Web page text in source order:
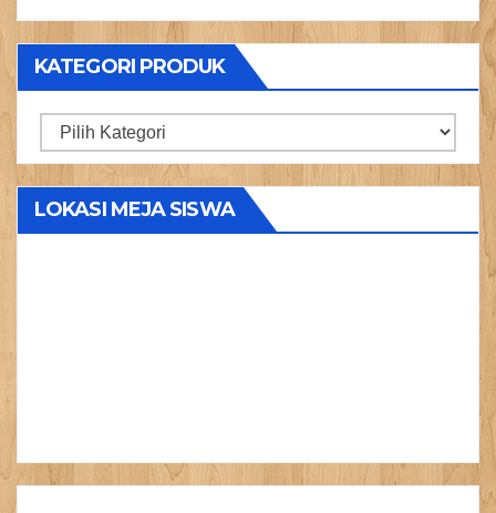
KATEGORI PRODUK
Kategori
Produk
LOKASI MEJA SISWA